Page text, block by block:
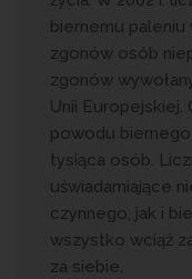
biernemu paleniu
zgonów osób
zgonów
Unii Europejskiej.
powodu
tysiąca osób.
uświadamiające
czynnego, jak i
wszystko wciąż
za siebie.